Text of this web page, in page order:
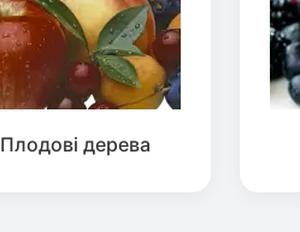
Плодові дерева